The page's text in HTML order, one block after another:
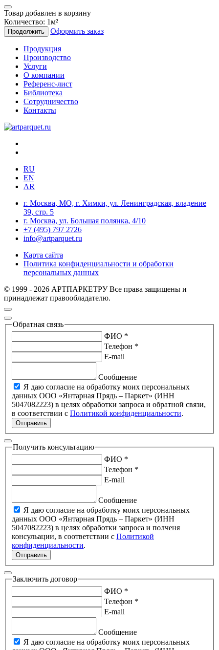
Товар добавлен в корзину
Количество: 1м²
Продолжить Оформить заказ
Продукция
Производство
Услуги
О компании
Референс-лист
Библиотека
Сотрудничество
Контакты
RU
EN
AR
г. Москва, МО, г. Химки, ул. Ленинградская, владение
39, стр. 5
г. Москва, ул. Большая полянка, 4/10
+7 (495) 797 2726
info@artparquet.ru
Карта сайта
Политика конфиденциальности и обработки
персональных данных
© 1999 - 2026 АРТПАРКЕТРУ Все права защищены и
принадлежат правообладателю.
Обратная связь
ФИО *
Телефон *
E-mail
Сообщение
Я даю согласие на обработку моих персональных
данных ООО «Янтарная Прядь – Паркет» (ИНН
5047082223) в целях обработки запроса и обратной связи,
в соответствии с Политикой конфиденциальности.
Отправить
Получить консультацию
ФИО *
Телефон *
E-mail
Сообщение
Я даю согласие на обработку моих персональных
данных ООО «Янтарная Прядь – Паркет» (ИНН
5047082223) в целях обработки запроса и полченя
консульации, в соответствии с Политикой
конфиденциальности.
Отправить
Заключить договор
ФИО *
Телефон *
E-mail
Сообщение
Я даю согласие на обработку моих персональных